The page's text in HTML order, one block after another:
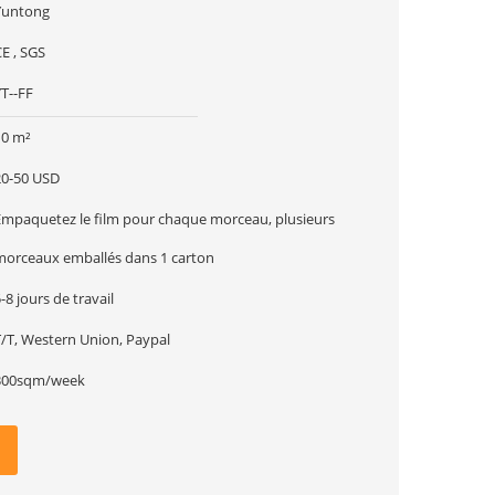
, SGS
FF
m²
50 USD
le film pour chaque morceau, plusieurs
emballés dans 1 carton
8 jours de travail
T, Western Union, Paypal
week